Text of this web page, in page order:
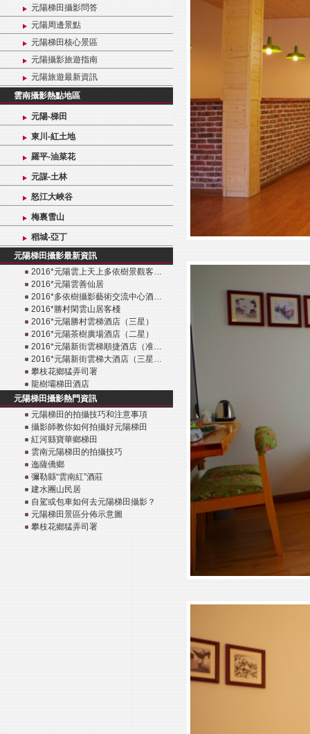
元陽梯田攝影問答
元陽周邊景點
元陽梯田核心景區
元陽攝影旅遊指南
元陽旅遊最新資訊
雲南攝影熱點地區
元陽-梯田
東川-紅土地
羅平-油菜花
元謀-土林
怒江大峽谷
梅裏雪山
稻城-亞丁
元陽梯田攝影最新資訊
2016*元陽雲上天上多依樹景觀客…
2016*元陽雲善仙居
2016*多依樹攝影藝術交流中心酒…
2016*勝村閑雲山居客棧
2016*元陽勝村雲梯酒店（三星）
2016*元陽茶樹廣場酒店（二星）
2016*元陽新街雲梯順捷酒店（准…
2016*元陽新街雲梯大酒店（三星…
攀枝花鄉猛弄司署
龍樹壩梯田酒店
元陽梯田攝影熱門資訊
元陽梯田的拍攝技巧和注意事項
攝影師教你如何拍攝好元陽梯田
紅河縣寶華鄉梯田
雲南元陽梯田的拍攝技巧
迤薩僑鄉
彌勒縣“雲南紅”酒莊
建水團山民居
自駕或包車如何去元陽梯田攝影？
元陽梯田景區分佈示意圖
攀枝花鄉猛弄司署